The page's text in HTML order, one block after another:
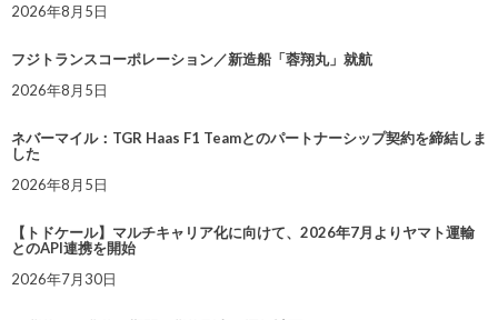
2026年8月5日
フジトランスコーポレーション／新造船「蓉翔丸」就航
2026年8月5日
ネバーマイル：TGR Haas F1 Teamとのパートナーシップ契約を締結しま
した
2026年8月5日
【トドケール】マルチキャリア化に向けて、2026年7月よりヤマト運輸
とのAPI連携を開始
2026年7月30日